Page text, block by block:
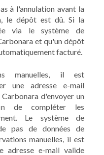
à l'annulation avant la
le dépôt est dû. Si la
via le système de
et qu'un dépôt
facturé.
manuelles, il est
une adresse e-mail
d'envoyer un
de compléter les
Le système de
pas de données de
manuelles, il est
adresse e-mail valide